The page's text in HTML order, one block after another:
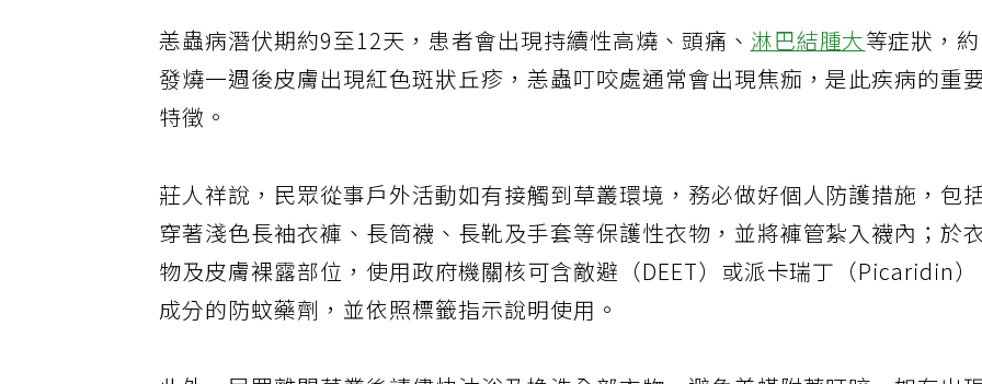
恙蟲病潛伏期約9至12天，患者會出現持續性高燒、頭痛、淋巴結腫大等症狀，
發燒一週後皮膚出現紅色斑狀丘疹，恙蟲叮咬處通常會出現焦痂，是此疾病的重
特徵。
莊人祥說，民眾從事戶外活動如有接觸到草叢環境，務必做好個人防護措施，包
穿著淺色長袖衣褲、長筒襪、長靴及手套等保護性衣物，並將褲管紮入襪內；於
物及皮膚裸露部位，使用政府機關核可含敵避（DEET）或派卡瑞丁（Picaridin）
成分的防蚊藥劑，並依照標籤指示說明使用。